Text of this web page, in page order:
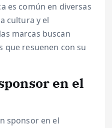
es común en diversas
cultura y el
marcas buscan
que resuenen con su
en el
sponsor en el